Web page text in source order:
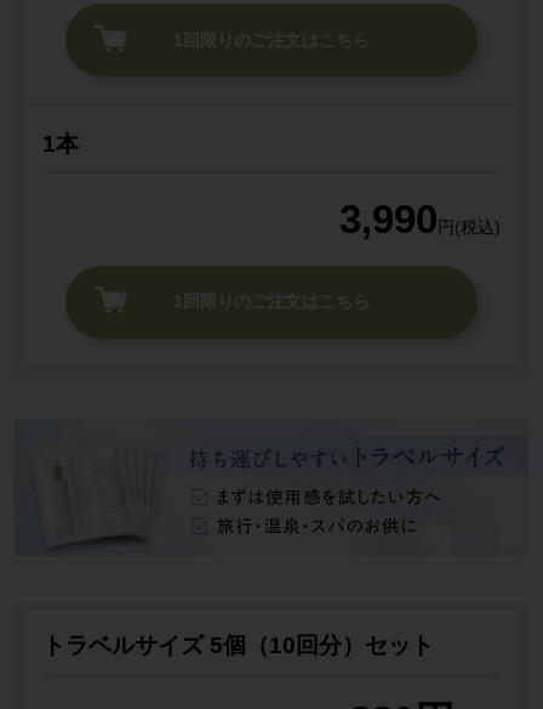
1回限りのご注文はこちら
1本
3,990 円(税込)
1回限りのご注文はこちら
トラベルサイズ 5個（10回分）セット